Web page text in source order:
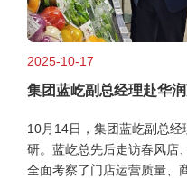
2025-10-17
集团蓝屹副总经理赴华
10月14日，集团蓝屹副总
研。蓝屹总先后走访春风店
全面考察了门店运营质量、